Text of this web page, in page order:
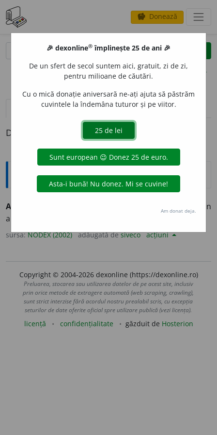
savings Donează
clear
opțiuni
definiții (1)
Definiția cu ID-ul 321752:
Explicative DEX
A ACONT
A plăti printr-un
acont. /Din
sursa:NODEX (2002) adăugată desiveco acțiuni
Copyright © 2004-2026 dexonline (https://dexonline.ro)
Preluarea, stocarea sau utilizarea datelor de pe acest site, inclusiv
prin orice metode de extragere automată (web scraping, crawling),
sunt strict interzise fără acordul nostru prealabil scris, cu excepția
seturilor de date oferite oficial spre utilizare publică (vezi licența).
licență confidențialitate găzduit de Hosterion
🎉 dexonline® împlinește 25 de ani 🎉
De un sfert de secol suntem aici, gratuit, zi de zi,
pentru milioane de căutări.
Cu o mică donație aniversară ne-ați ajuta să păstrăm
cuvintele la îndemâna tuturor și pe viitor.
Am donat deja.